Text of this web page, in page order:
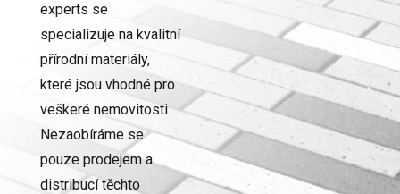
experts se
specializuje na kvalitní
přírodní materiály,
které jsou vhodné pro
veškeré nemovitosti.
Nezaobíráme se
pouze prodejem a
distribucí těchto